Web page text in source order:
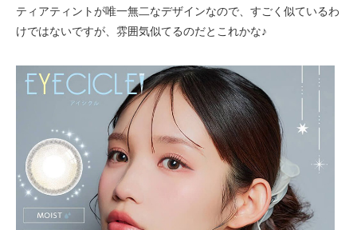
ティアティントが唯一無二なデザインなので、すごく似ているわ
けではないですが、雰囲気似てるのだとこれかな♪